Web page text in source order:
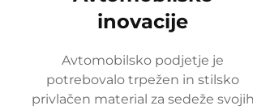
inovacije
Avtomobilsko podjetje je
potrebovalo trpežen in stilsko
privlačen material za sedeže svojih